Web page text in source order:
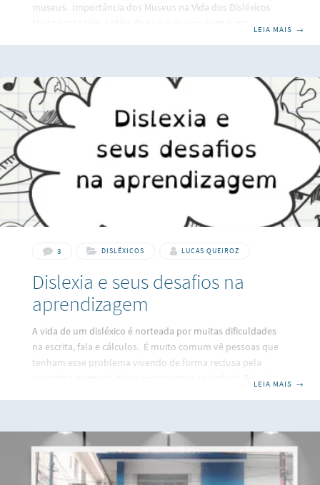
museus. Importância dos Museus na Vida dos Disléxicos
do professor. Porém os museus oferecem a possibilidade de
vivenciar o que estão aprendendo, interagir com o
conteúdo, tornando o processo de aprendizagem
LEIA MAIS →
3 DISLÉXICOS LUCAS QUEIROZ
Dislexia e seus desafios na
aprendizagem
A vida de um disléxico é norteada por muitas dificuldades
na escrita, fala e cálculos. É muito comum vê pessoas que
tenham esse problema vivendo de forma reclusa pela
todos temos um obstáculo que, ao ser superado, é um
ganho para o pessoal e social de cada ser
LEIA MAIS →